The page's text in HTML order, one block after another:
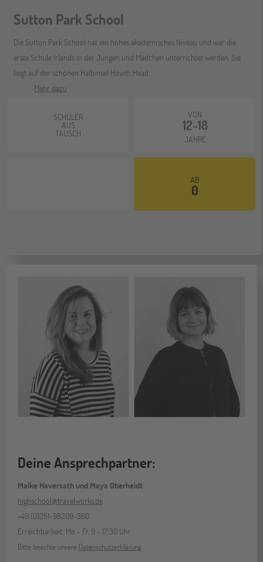
Sutton Park School
Die Sutton Park School hat ein hohes akademisches Niveau und war die
erste Schule Irlands in der Jungen und Mädchen unterrichtet werden. Sie
liegt auf der schönen Halbinsel Howth Head.
Mehr dazu
SCHÜLER
AUS
TAUSCH
VON
12-18
JAHRE
AB
0
Deine Ansprechpartner:
Maike Haversath und Maya Oberheidt
highschool@travelworks.de
+49 (0)251-98209-360
Erreichbarkeit: Mo - Fr, 9 - 17:30 Uhr
Bitte beachte unsere Datenschutzerklärung